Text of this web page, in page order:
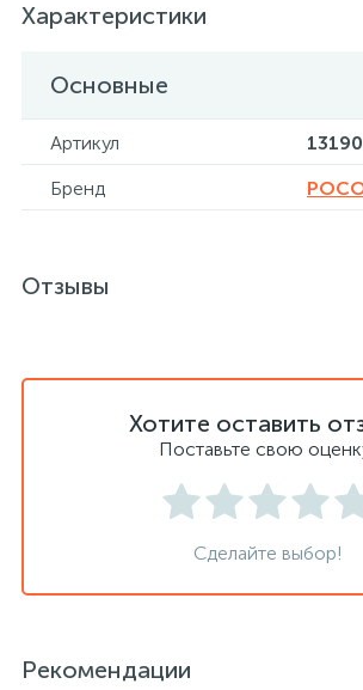
Характеристики
Основные
Артикул
Бренд
Отзывы
Хотите оставить
Поставьте свою
Сделайте выбор!
Рекомендации
Экспресс-контроль
дезсредств
Приставки к столам
Сейфы автомобильные
Сейфы гостиничные